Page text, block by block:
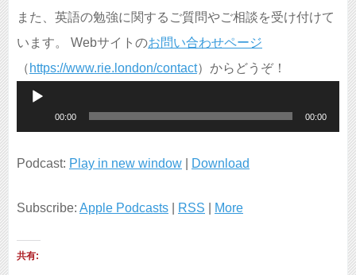
また、英語の勉強に関するご質問やご相談を受け付けて
います。 Webサイトのお問い合わせページ
（ https://www.rie.london/contact）からどうぞ！
プ
ー
ヤ
ー
00:00 00:00
Podcast: Play in new window Download
Subscribe: Apple Podcasts RSS More
共有: